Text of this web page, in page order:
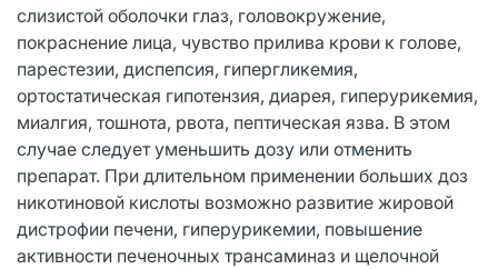
слизистой оболочки глаз, головокружение,
покраснение лица, чувство прилива крови к голове,
парестезии, диспепсия, гипергликемия,
ортостатическая гипотензия, диарея, гиперурикемия,
миалгия, тошнота, рвота, пептическая язва. В этом
случае следует уменьшить дозу или отменить
препарат. При длительном применении больших доз
никотиновой кислоты возможно развитие жировой
дистрофии печени, гиперурикемии, повышение
активности печеночных трансаминаз и щелочной